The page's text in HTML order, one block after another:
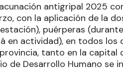
antigripal 2025
con la aplicación de la
puérperas
en actividad), en todos
tanto en la capital
de Desarrollo Humano